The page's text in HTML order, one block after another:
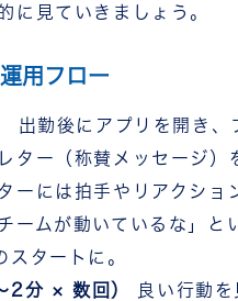
に見ていきましょう。
用フロー
出勤後にアプリを開き、
ター（称賛メッセージ）
ーには拍手やリアクショ
ームが動いているな」と
スタートに。
2分 × 数回）
良い行動を